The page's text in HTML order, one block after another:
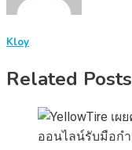
Kloy
Related Posts